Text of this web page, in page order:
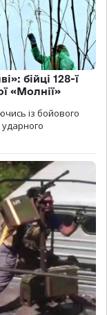
бійці 128-ї
«Молнії»
із бойового
ударного